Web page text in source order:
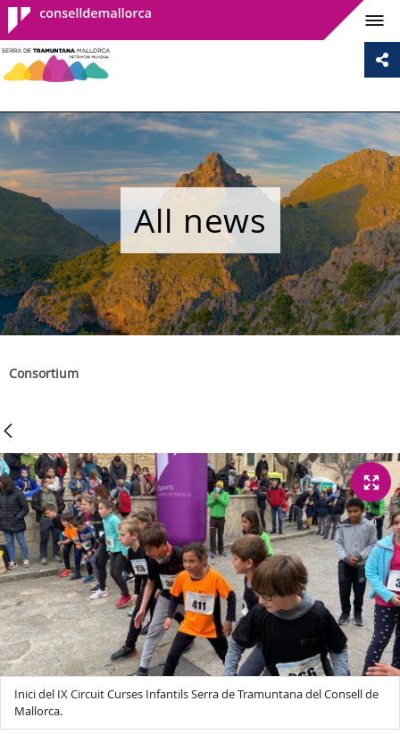
Consell de
Mallorca
All news
Consortium
Inici del IX Circuit Curses Infantils Serra de Tramuntana del Consell de
Mallorca.